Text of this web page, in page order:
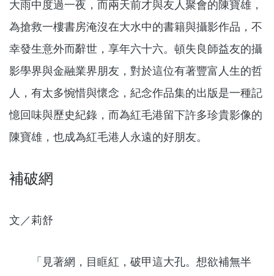
大雨中度過一夜，而兩天前才與友人聚會的陳寶雄，
為搶救一樓書房淹沒在大水中的書籍與攝影作品，不
幸發生意外而辭世，享年六十六。頓失良師益友的攝
影學界與金融業界朋友，對於這位有著豐富人生的哲
人，有太多惋惜與懷念，紀念作品集的出版是一種記
憶回味與歷史紀錄，而為紅毛港留下許多珍貴影像的
陳寶雄，也成為紅毛港人永遠的好朋友。
補破網
文／莉舒
「見著網，目眶紅，破甲這大孔。想欲補無半